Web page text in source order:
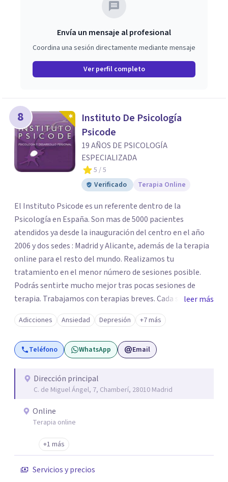
Envía un mensaje al profesional
Coordina una sesión directamente mediante mensaje
Ver perfil completo
8
Instituto De Psicología
Psicode
19 AÑOS DE PSICOLOGÍA
ESPECIALIZADA
5 / 5
Verificado
Terapia Online
El Instituto Psicode es un referente dentro de la
Psicología en España. Son mas de 5000 pacientes
atendidos ya desde la inauguración del centro en el año
2006 y dos sedes : Madrid y Alicante, además de la terapia
online para el resto del mundo. Realizamos tu
tratamiento en el menor número de sesiones posible.
Podrás sentirte mucho mejor tras pocas sesiones de
terapia. Trabajamos con terapias breves. Cada sesión de
terapia te resultará de utilidad y te ayudará a conseguir
tus objetivos. Entre nuestras especialidades destaca la
terapia de pareja y sexual, así como el tratamiento de
problemas emocionales, obsesiones, ansiedad , estrés,
además con un servicio de hipnosis regresiva para el
trabajo de "Terapia del Alma".
leer más
Adicciones Ansiedad Depresión +7 más
Teléfono WhatsApp Email
Dirección principal
C. de Miguel Ángel, 7, Chamberí, 28010 Madrid
Online
Terapia online
+1 más
Servicios y precios